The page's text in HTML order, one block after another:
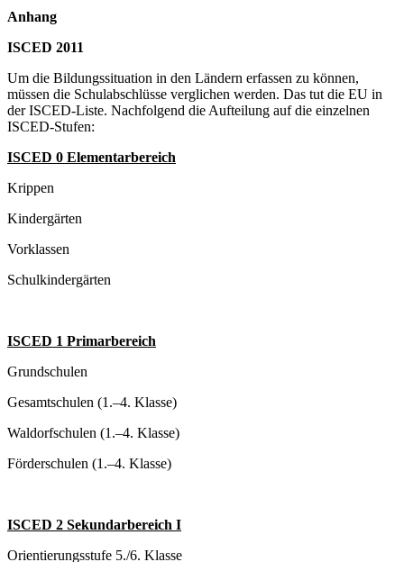
Anhang
ISCED 2011
Um die Bildungssituation in den Ländern erfassen zu können,
müssen die Schulabschlüsse verglichen werden. Das tut die EU in
der ISCED-Liste. Nachfolgend die Aufteilung auf die einzelnen
ISCED-Stufen:
ISCED 0 Elementarbereich
Krippen
Kindergärten
Vorklassen
Schulkindergärten
ISCED 1 Primarbereich
Grundschulen
Gesamtschulen (1.–4. Klasse)
Waldorfschulen (1.–4. Klasse)
Förderschulen (1.–4. Klasse)
ISCED 2 Sekundarbereich I
Orientierungsstufe 5./6. Klasse